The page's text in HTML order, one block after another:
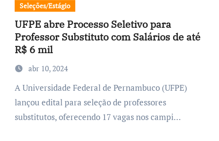
Seleções/Estágio
UFPE abre Processo Seletivo para
Professor Substituto com Salários de até
R$ 6 mil
abr 10, 2024
A Universidade Federal de Pernambuco (UFPE)
lançou edital para seleção de professores
substitutos, oferecendo 17 vagas nos campi…